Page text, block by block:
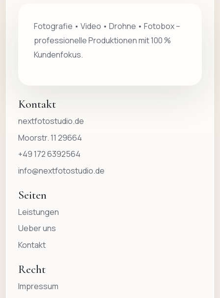
Fotografie • Video • Drohne • Fotobox –
professionelle Produktionen mit 100 %
Kundenfokus.
Kontakt
nextfotostudio.de
Moorstr. 11 29664
+49 172 6392564
info@nextfotostudio.de
Seiten
Leistungen
Ueber uns
Kontakt
Recht
Impressum